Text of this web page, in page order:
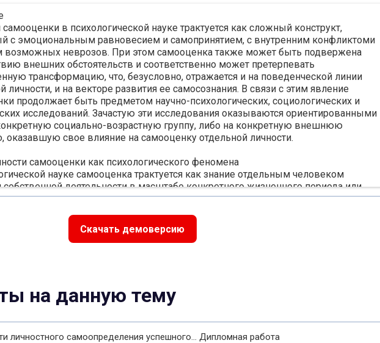
в психологической науке трактуется как сложный конструкт,
с эмоциональным равновесием и самопринятием, с внутренним конфликтоми
возможных неврозов. При этом самооценка также может быть подвержена
внешних обстоятельств и соответственно может претерпевать
трансформацию, что, безусловно, отражается и на поведенческой линии
личности, и на векторе развития ее самосознания. В связи с этим явление
продолжает быть предметом научно-психологических, социологических и
исследований. Зачастую эти исследования оказываются ориентированными
социально-возрастную группу, либо на конкретную внешнюю
оказавшую свое влияние на самооценку отдельной личности.
самооценки как психологического феномена
науке самооценка трактуется как знание отдельным человеком
собственной деятельности в масштабе конкретного жизненного периода или
и при этом умение дать самостоятельную оценку собственным же
самооценивания основным критерием выступает система личностных
индивида. Однако, прежде чем обращаться к основным свойствам самооценки,
как психологический феномен исследовалась достаточно длительный период
пришли к выводу, что это понятие и явление всецело связано с
личности, с Я-концепцией и психическими процессами. Также самооценка
изменчивостью и может подвергаться воздействию внешних обстоятельств,
зависит от уровня зрелости личности и особенностей конкретной ситуации.
Скачать демоверсию
на данную тему
личностного самоопределения успешного... Дипломная работа